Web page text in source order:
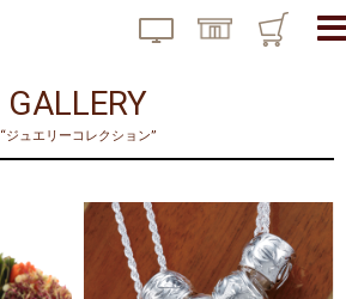
GALLERY
“ジュエリーコレクション”